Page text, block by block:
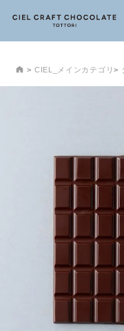
CIEL_メインカテゴリ